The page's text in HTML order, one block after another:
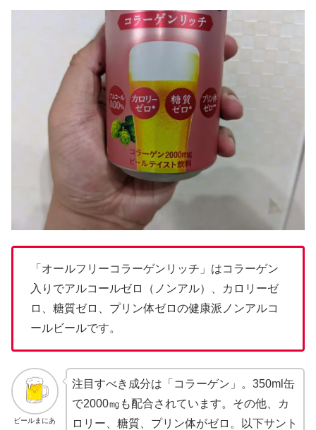
「オールフリーコラーゲンリッチ」はコラーゲン
入りでアルコールゼロ（ノンアル）、カロリーゼ
ロ、糖質ゼロ、プリン体ゼロの健康派ノンアルコ
ールビールです。
ビールまにあ
注目すべき成分は「コラーゲン」。350ml缶
で2000㎎も配合されています。その他、カ
ロリー、糖質、プリン体がゼロ。以下サント